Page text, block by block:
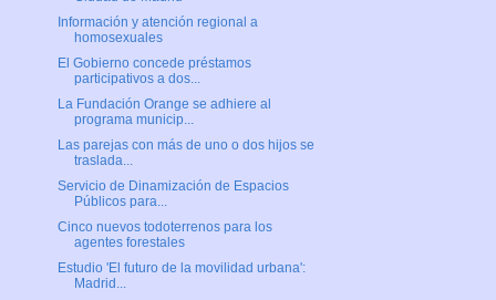
Información y atención regional a
homosexuales
El Gobierno concede préstamos
participativos a dos...
La Fundación Orange se adhiere al
programa municip...
Las parejas con más de uno o dos hijos se
traslada...
Servicio de Dinamización de Espacios
Públicos para...
Cinco nuevos todoterrenos para los
agentes forestales
Estudio 'El futuro de la movilidad urbana':
Madrid...